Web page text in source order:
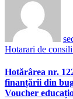
Hotarari de
Hotărârea nr.
finanțării din
Voucher